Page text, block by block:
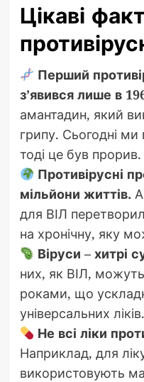
Цікаві
Перший
з’явився лише в
амантадин, який
грипу. Сьогодні ми
тоді це був прорив.
Противірусні
мільйони життів.
для ВІЛ
на хронічну, яку
Віруси – хитрі
них, як ВІЛ,
роками, що
універсальних ліків.
Не всі ліки
Наприклад, для
використовують